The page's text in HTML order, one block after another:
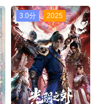
3.0分 2025